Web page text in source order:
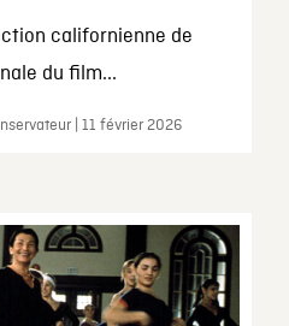
californienne de
du film...
| 11 février 2026